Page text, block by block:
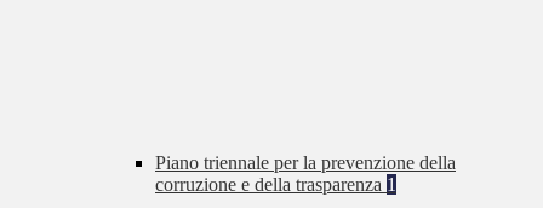
Piano triennale per la prevenzione della
corruzione e della trasparenza 1